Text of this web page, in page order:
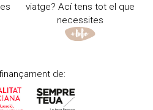
viatge? Ací tens tot el que
necessites
de: